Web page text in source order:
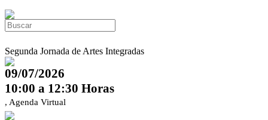
Segunda Jornada de Artes Integradas
09/07/2026
10:00 a 12:30 Horas
, Agenda Virtual